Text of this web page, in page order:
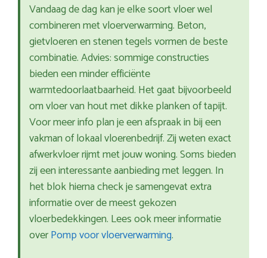
Vandaag de dag kan je elke soort vloer wel
combineren met vloerverwarming. Beton,
gietvloeren en stenen tegels vormen de beste
combinatie. Advies: sommige constructies
bieden een minder efficiënte
warmtedoorlaatbaarheid. Het gaat bijvoorbeeld
om vloer van hout met dikke planken of tapijt.
Voor meer info plan je een afspraak in bij een
vakman of lokaal vloerenbedrijf. Zij weten exact
afwerkvloer rijmt met jouw woning. Soms bieden
zij een interessante aanbieding met leggen. In
het blok hierna check je samengevat extra
informatie over de meest gekozen
vloerbedekkingen. Lees ook meer informatie
overPomp voor vloerverwarming.